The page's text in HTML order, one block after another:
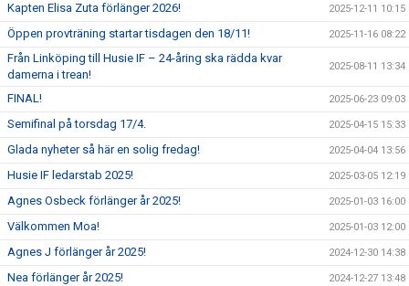
Kapten Elisa Zuta förlänger 2026! 2025-12-11 10:15
Öppen provträning startar tisdagen den 18/11! 2025-11-16 08:22
Från Linköping till Husie IF – 24-åring ska rädda kvar
damerna i trean!
2025-08-11 13:34
FINAL! 2025-06-23 09:03
Semifinal på torsdag 17/4. 2025-04-15 15:33
Glada nyheter så här en solig fredag! 2025-04-04 13:56
Husie IF ledarstab 2025! 2025-03-05 12:19
Agnes Osbeck förlänger år 2025! 2025-01-03 16:00
Välkommen Moa! 2025-01-03 12:00
Agnes J förlänger år 2025! 2024-12-30 14:38
Nea förlänger år 2025! 2024-12-27 13:48